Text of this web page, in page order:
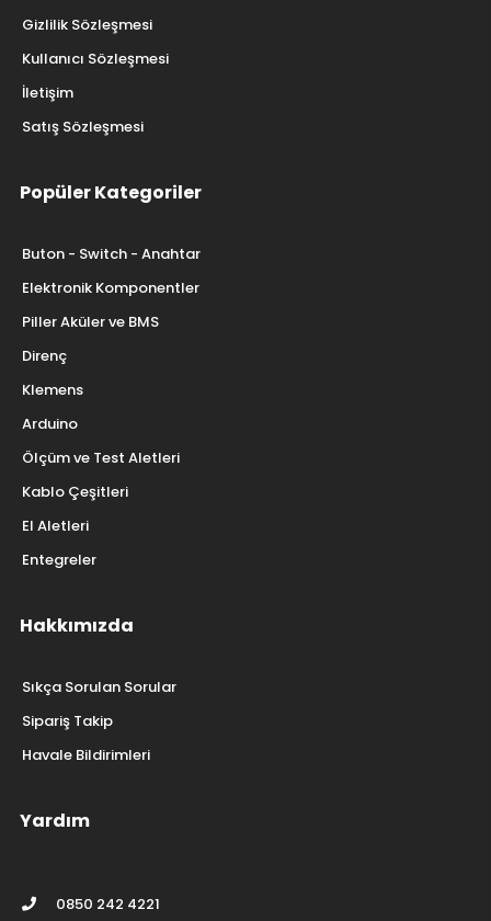
Gizlilik Sözleşmesi
Kullanıcı Sözleşmesi
İletişim
Satış Sözleşmesi
Popüler Kategoriler
Buton - Switch - Anahtar
Elektronik Komponentler
Piller Aküler ve BMS
Direnç
Klemens
Arduino
Ölçüm ve Test Aletleri
Kablo Çeşitleri
El Aletleri
Entegreler
Hakkımızda
Sıkça Sorulan Sorular
Sipariş Takip
Havale Bildirimleri
Yardım
0850 242 4221